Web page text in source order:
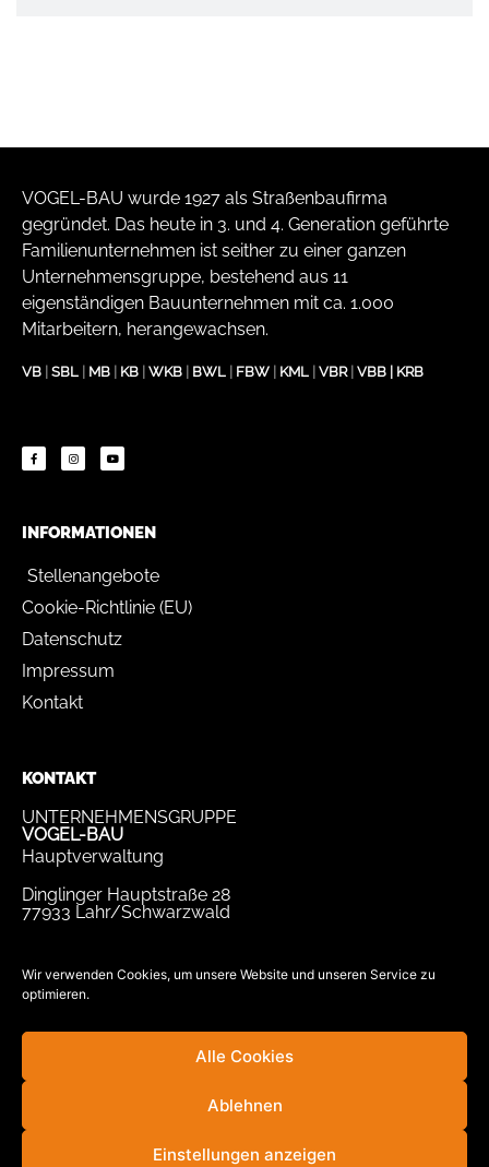
Wir verwenden Cookies, um unsere Website und unseren Service zu
optimieren.
Alle Cookies
Ablehnen
Einstellungen anzeigen
VOGEL-BAU wurde 1927 als Straßenbaufirma
gegründet. Das heute in 3. und 4. Generation geführte
Familienunternehmen ist seither zu einer ganzen
Unternehmensgruppe, bestehend aus 11
eigenständigen Bauunternehmen mit ca. 1.000
Mitarbeitern, herangewachsen.
VB SBL MB KB WKB BWL FBW KML VBR| VBB KRB
INFORMATIONEN
Stellenangebote
Cookie-Richtlinie (EU)
Datenschutz
Impressum
Kontakt
KONTAKT
UNTERNEHMENSGRUPPE
VOGEL-BAU
Hauptverwaltung
Dinglinger Hauptstraße 28
77933 Lahr/Schwarzwald
bewerbung@vogel-bau.de
info@vogel-bau.de
© Unternehmensgruppe VOGEL-BAU